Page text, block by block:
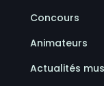
Concours
Animateurs
Actualités